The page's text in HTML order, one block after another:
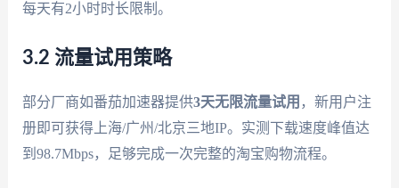
每天有2小时时长限制。
3.2 流量试用策略
部分厂商如番茄加速器提供3天无限流量试用 ，新用户注
册即可获得上海/广州/北京三地IP。实测下载速度峰值达
到98.7Mbps，足够完成一次完整的淘宝购物流程。